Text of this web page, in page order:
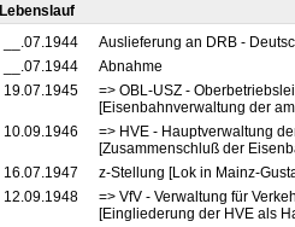
Lebenslauf
__.07.1944
Auslieferung an DRB -
__.07.1944
Abnahme
19.07.1945
=> OBL-USZ -
[Eisenbahnverwaltung der
10.09.1946
=> HVE - Hauptverwaltung
[Zusammenschluß der
16.07.1947
z-Stellung [Lok in Mainz-
12.09.1948
=> VfV - Verwaltung für
[Eingliederung der HVE als